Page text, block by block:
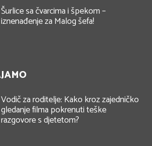
Šurlice sa čvarcima i špekom –
iznenađenje za Malog šefa!
Vodič za roditelje: Kako kroz zajedničko
gledanje filma pokrenuti teške
razgovore s djetetom?